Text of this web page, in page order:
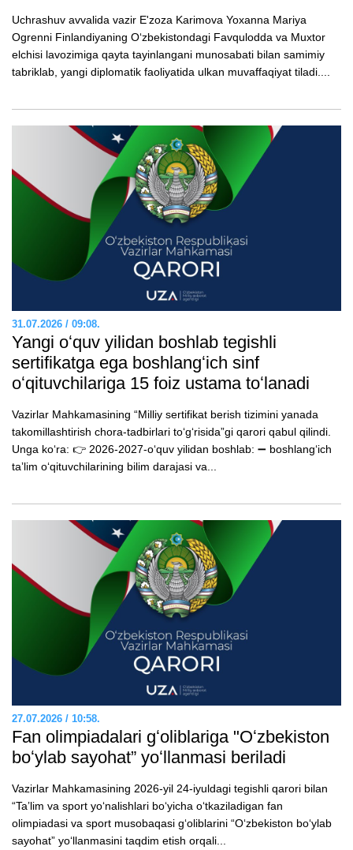
Uchrashuv avvalida vazir E'zoza Karimova Yoxanna Mariya
Ogrenni Finlandiyaning O‘zbekistondagi Favqulodda va Muxtor
elchisi lavozimiga qayta tayinlangani munosabati bilan samimiy
tabriklab, yangi diplomatik faoliyatida ulkan muvaffaqiyat tiladi....
31.07.2026 / 09:08.
Yangi oʻquv yilidan boshlab tegishli
sertifikatga ega boshlangʻich sinf
oʻqituvchilariga 15 foiz ustama toʻlanadi
Vazirlar Mahkamasining “Milliy sertifikat berish tizimini yanada
takomillashtirish chora-tadbirlari toʻgʻrisida”gi qarori qabul qilindi.
Unga koʻra: 👉 2026-2027-oʻquv yilidan boshlab: ➖ boshlangʻich
taʼlim oʻqituvchilarining bilim darajasi va...
27.07.2026 / 10:58.
Fan olimpiadalari gʻoliblariga "Oʻzbekiston
boʻylab sayohat” yoʻllanmasi beriladi
Vazirlar Mahkamasining 2026-yil 24-iyuldagi tegishli qarori bilan
“Taʼlim va sport yoʻnalishlari boʻyicha oʻtkaziladigan fan
olimpiadasi va sport musobaqasi gʻoliblarini “Oʻzbekiston boʻylab
sayohat” yoʻllanmasini taqdim etish orqali...